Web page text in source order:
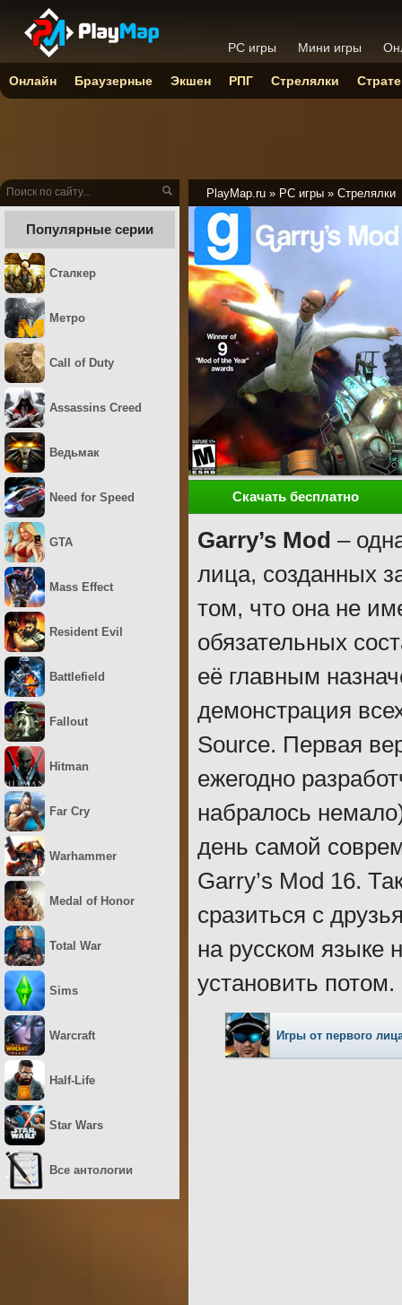
PlayMap.ru » PC игры » Стрелялки
Скачать бесплатно
Garry’s Mod –
лица, созданных
том, что она не
обязательных
её главным
демонстрация
Source. Первая
ежегодно
набралось
день самой
Garry’s Mod 16.
сразиться с
на русском
установить потом.
Игры от первого
Популярные серии
Сталкер
Метро
Call of Duty
Assassins Creed
Ведьмак
Need for Speed
GTA
Mass Effect
Resident Evil
Battlefield
Fallout
Hitman
Far Cry
Warhammer
Medal of Honor
Total War
Sims
Warcraft
Half-Life
Star Wars
Все антологии
PC игры Мини игры
Онлайн Браузерные Экшен РПГ Стрелялки